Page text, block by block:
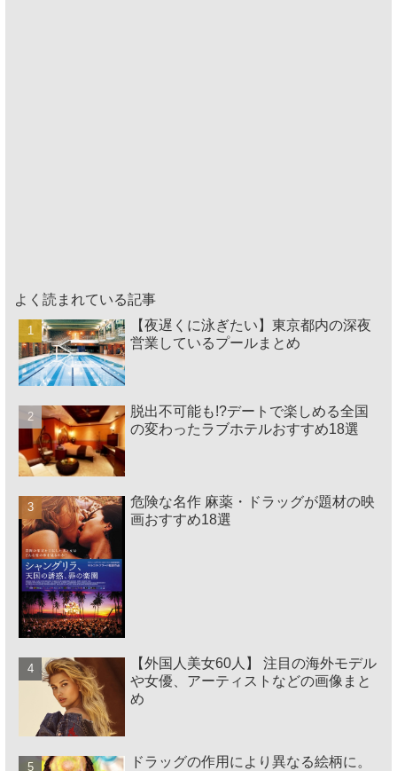
よく読まれている記事
【夜遅くに泳ぎたい】東京都内の深夜
営業しているプールまとめ
脱出不可能も!?デートで楽しめる全国
の変わったラブホテルおすすめ18選
危険な名作 麻薬・ドラッグが題材の映
画おすすめ18選
【外国人美女60人】 注目の海外モデル
や女優、アーティストなどの画像まと
め
ドラッグの作用により異なる絵柄に。